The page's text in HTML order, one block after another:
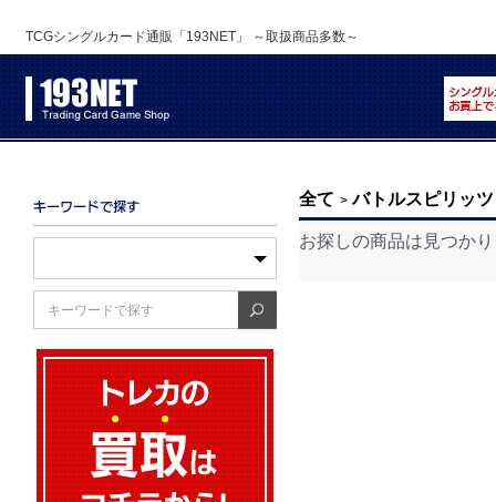
TCGシングルカード通販「193NET」 ～取扱商品多数～
全て > バトルスピリッツ
お探しの商品は見つか